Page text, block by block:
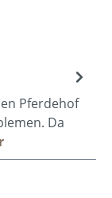
Pferdehof
Da